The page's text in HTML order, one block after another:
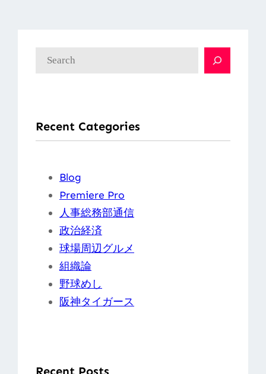
Recent Categories
Blog
Premiere Pro
人事総務部通信
政治経済
球場周辺グルメ
組織論
野球めし
阪神タイガース
Recent Posts